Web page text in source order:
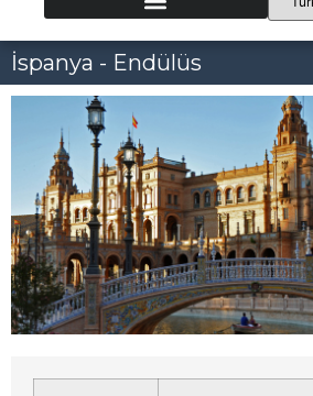
İspanya - Endülüs